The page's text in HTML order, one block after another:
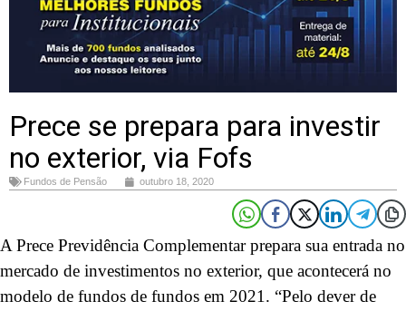
Prece se prepara para investir
no exterior, via Fofs
Fundos de Pensão outubro 18, 2020
A Prece Previdência Complementar prepara sua entrada no
mercado de investimentos no exterior, que acontecerá no
modelo de fundos de fundos em 2021. “Pelo dever de